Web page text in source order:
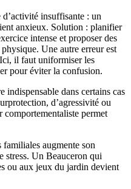
insuffisante : un
anxieux. Solution : planifier
intense et proposer des
Une autre erreur est
il faut uniformiser les
pour éviter la confusion.
indispensable dans certains cas
d’agressivité ou
comportementaliste permet
augmente son
stress. Un Beauceron qui
ou aux jeux du jardin devient